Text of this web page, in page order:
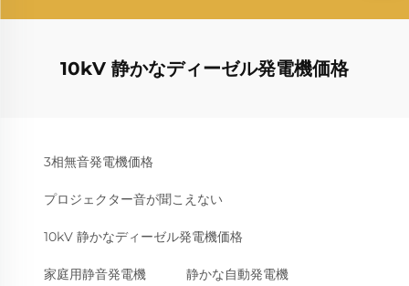
10kV 静かなディーゼル発電機価格
3相無音発電機価格
プロジェクター音が聞こえない
10kV 静かなディーゼル発電機価格
家庭用静音発電機 静かな自動発電機